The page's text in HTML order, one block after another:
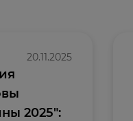
20.11.2025
2025":